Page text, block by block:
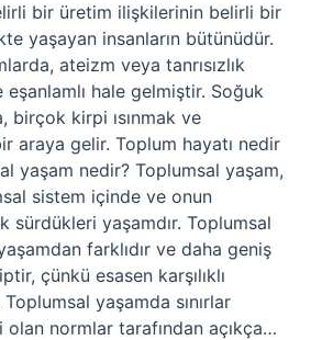
bir üretim ilişkilerinin belirli bir
yaşayan insanların bütünüdür.
ateizm veya tanrısızlık
hale gelmiştir. Soğuk
birçok kirpi ısınmak ve
araya gelir. Toplum hayatı nedir
yaşam nedir? Toplumsal yaşam,
sistem içinde ve onun
sürdükleri yaşamdır. Toplumsal
farklıdır ve daha geniş
çünkü esasen karşılıklı
yaşamda sınırlar
normlar tarafından açıkça…